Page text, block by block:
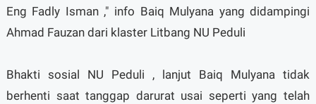
Eng Fadly Isman ," info Baiq Mulyana yang didampingi
Ahmad Fauzan dari klaster Litbang NU Peduli
Bhakti sosial NU Peduli , lanjut Baiq Mulyana tidak
berhenti saat tanggap darurat usai seperti yang telah